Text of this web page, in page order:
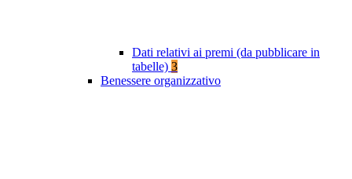
Dati relativi ai premi (da pubblicare in
tabelle) 3
Benessere organizzativo